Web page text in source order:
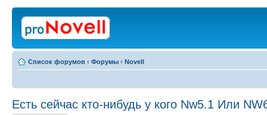
Список форумов ‹ Форумы ‹ Novell
Есть сейчас кто-нибудь у кого Nw5.1 Или